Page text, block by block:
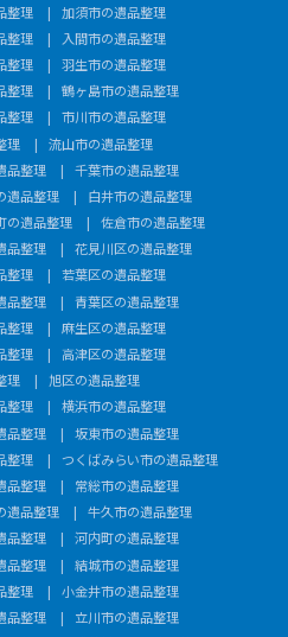
整理
加須市の遺品整理
整理
入間市の遺品整理
整理
羽生市の遺品整理
整理
鶴ヶ島市の遺品整理
整理
市川市の遺品整理
理
流山市の遺品整理
品整理
千葉市の遺品整理
遺品整理
白井市の遺品整理
の遺品整理
佐倉市の遺品整理
品整理
花見川区の遺品整理
整理
若葉区の遺品整理
品整理
青葉区の遺品整理
整理
麻生区の遺品整理
整理
高津区の遺品整理
理
旭区の遺品整理
整理
横浜市の遺品整理
品整理
坂東市の遺品整理
整理
つくばみらい市の遺品整理
品整理
常総市の遺品整理
遺品整理
牛久市の遺品整理
品整理
河内町の遺品整理
品整理
結城市の遺品整理
整理
小金井市の遺品整理
品整理
立川市の遺品整理